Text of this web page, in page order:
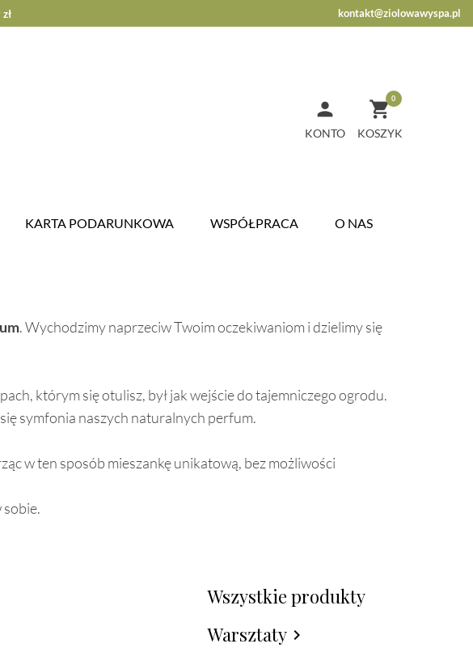
kontakt@ziolowawyspa.pl
0

KONTO
KARTA PODARUNKOWA WSPÓŁPRACA O NAS
. Wychodzimy naprzeciw Twoim oczekiwaniom i dzielimy się
którym się otulisz, był jak wejście do tajemniczego ogrodu.
symfonia naszych naturalnych perfum.
w ten sposób mieszankę unikatową, bez możliwości
sobie.
Wszystkie produkty
Warsztatychevron_right